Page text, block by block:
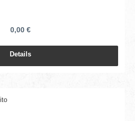
0,00 €
Details